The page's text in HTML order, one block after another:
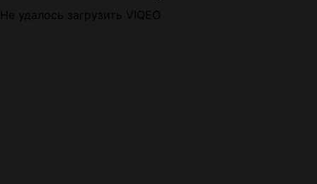
Не удалось загрузить VIQEO